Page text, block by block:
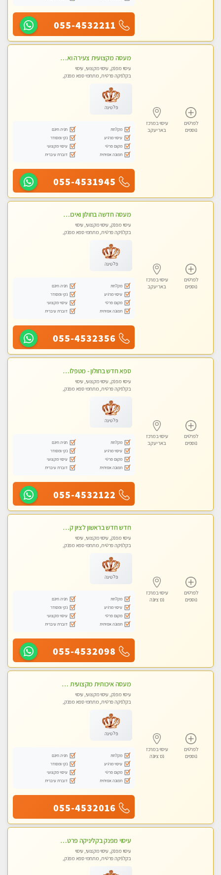
055-4532211
לפרטים
נוספים
עיסוי במרכז
באר יעקב
מעסה מקצועית צעירה ואיכותית פרטי!!!בראשון- לציון
עיסוי מפנק, עיסוי מקצועי, עיסוי
בקלניקה פרטית, מתחמי ספא מפנק,
פלטינה
מקלחת
חניה חינם
עיסוי מרגיע
נקי ומסודר
מקום פרטי
עיסוי מקצועי
תמונה אמיתית
דוברת עיברית
055-4531945
לפרטים
נוספים
עיסוי במרכז
באר יעקב
מעסה חדשה בחולון ואיכותית לעיסוי מרגיע ומפנק VIP-מומלץ לחלוטין! פרטי! ​​​​​​
עיסוי מפנק, עיסוי מקצועי, עיסוי
בקלניקה פרטית, מתחמי ספא מפנק,
פלטינה
מקלחת
חניה חינם
עיסוי מרגיע
נקי ומסודר
מקום פרטי
עיסוי מקצועי
תמונה אמיתית
דוברת עיברית
055-4532356
לפרטים
נוספים
עיסוי במרכז
באר יעקב
ספא חדש בחולון - מטפלות מקצועיות ברמה גבוהה מומלץ מאוד !!! . . highly recommended..new in the city -אין פרטים נוספים במקום -ללא מין !!ממתינה לך שתגיע
עיסוי מפנק, עיסוי מקצועי, עיסוי
בקלניקה פרטית, מתחמי ספא מפנק,
פלטינה
מקלחת
חניה חינם
עיסוי מרגיע
נקי ומסודר
מקום פרטי
עיסוי מקצועי
תמונה אמיתית
דוברת עיברית
055-4532122
לפרטים
נוספים
עיסוי במרכז
נס ציונה
חדש חדש בראשון לציון קליניקה פרטית לבריאות הגוף לעיסוי מקצועי ומפנק -שעות עבודה -10:00-23:00 ​​​​​​ Highly recommended
עיסוי מפנק, עיסוי מקצועי, עיסוי
בקלניקה פרטית, מתחמי ספא מפנק,
פלטינה
מקלחת
חניה חינם
עיסוי מרגיע
נקי ומסודר
מקום פרטי
עיסוי מקצועי
תמונה אמיתית
דוברת עיברית
055-4532098
לפרטים
נוספים
עיסוי במרכז
נס ציונה
מעסה איכותית מקצועית מאוד- חדשה בראשון לציון
עיסוי מפנק, עיסוי מקצועי, עיסוי
בקלניקה פרטית, מתחמי ספא מפנק,
פלטינה
מקלחת
חניה חינם
עיסוי מרגיע
נקי ומסודר
מקום פרטי
עיסוי מקצועי
תמונה אמיתית
דוברת עיברית
055-4532016
עיסוי מפנק בקליניקה פרטית לרציניים בלבד! מומלץ! פרטית בראשון -לציון
עיסוי מפנק, עיסוי מקצועי, עיסוי
בקלניקה פרטית, מתחמי ספא מפנק,